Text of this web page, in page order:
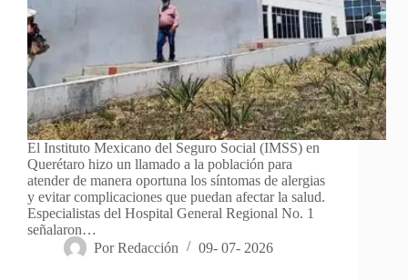
El Instituto Mexicano del Seguro Social (IMSS) en
Querétaro hizo un llamado a la población para
atender de manera oportuna los síntomas de alergias
y evitar complicaciones que puedan afectar la salud.
Especialistas del Hospital General Regional No. 1
señalaron…
Por Redacción 09- 07- 2026